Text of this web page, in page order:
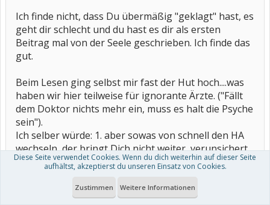
Ich finde nicht, dass Du übermäßig "geklagt" hast, es
geht dir schlecht und du hast es dir als ersten
Beitrag mal von der Seele geschrieben. Ich finde das
gut.
Beim Lesen ging selbst mir fast der Hut hoch....was
haben wir hier teilweise für ignorante Ärzte. ("Fällt
dem Doktor nichts mehr ein, muss es halt die Psyche
sein").
Ich selber würde: 1. aber sowas von schnell den HA
wechseln, der bringt Dich nicht weiter, verunsichert
dich nur und 2. zu dem ersten Rheumatologen
gehen. Wie hier jmd. schrieb, die Medikamente
brauchen seine Zeit bis sie wirken. Frag doch den
ersten Rheumadoc mit welchem HA (in Deiner Nähe)
Diese Seite verwendet Cookies. Wenn du dich weiterhin auf dieser Seite
aufhältst, akzeptierst du unseren Einsatz von Cookies.
Zustimmen Weitere Informationen